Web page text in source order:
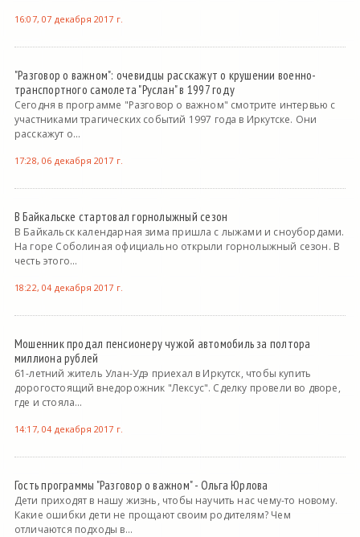
16:07, 07 декабря 2017 г.
"Разговор о важном": очевидцы расскажут о крушении военно-
транспортного самолета "Руслан" в 1997 году
Сегодня в программе "Разговор о важном" смотрите интервью с
участниками трагических событий 1997 года в Иркутске. Они
расскажут о...
17:28, 06 декабря 2017 г.
В Байкальске стартовал горнолыжный сезон
В Байкальск календарная зима пришла с лыжами и сноубордами.
На горе Соболиная официально открыли горнолыжный сезон. В
честь этого...
18:22, 04 декабря 2017 г.
Мошенник продал пенсионеру чужой автомобиль за полтора
миллиона рублей
61-летний житель Улан-Удэ приехал в Иркутск, чтобы купить
дорогостоящий внедорожник "Лексус". Сделку провели во дворе,
где и стояла...
14:17, 04 декабря 2017 г.
Гость программы "Разговор о важном" - Ольга Юрлова
Дети приходят в нашу жизнь, чтобы научить нас чему-то новому.
Какие ошибки дети не прощают своим родителям? Чем
отличаются подходы в...